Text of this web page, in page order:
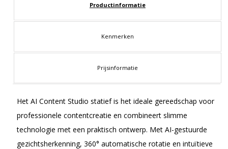
Productinformatie
Kenmerken
Prijsinformatie
Het AI Content Studio statief is het ideale gereedschap voor
professionele contentcreatie en combineert slimme
technologie met een praktisch ontwerp. Met AI-gestuurde
gezichtsherkenning, 360° automatische rotatie en intuïtieve